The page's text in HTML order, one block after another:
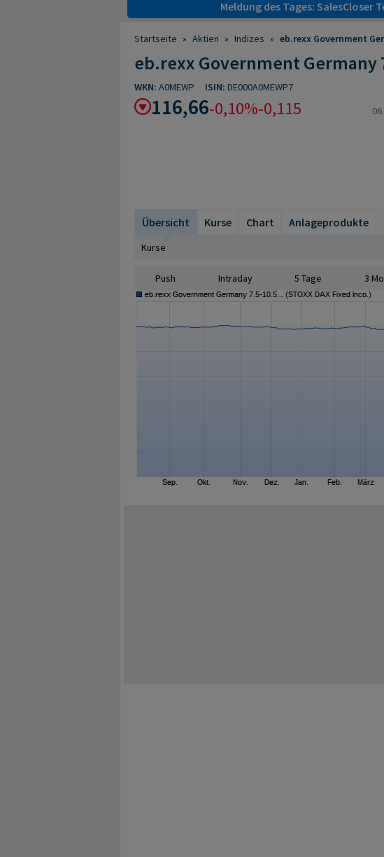
Meldung des Tages:
Startseite » Aktien » Indizes » eb.rexx Government
eb.rexx Government Germany
WKN: A0MEWP ISIN: DE000A0MEWP7
116,66-0,10%-0,115
Übersicht
Kurse Chart Anlageprodukte
Kurse
Push Intraday 5 Tage 3